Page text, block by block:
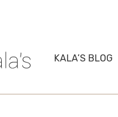
KALA’S BLOG